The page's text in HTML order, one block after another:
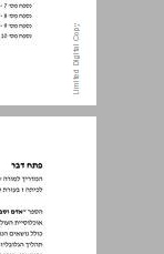
פתח דבר ... 4